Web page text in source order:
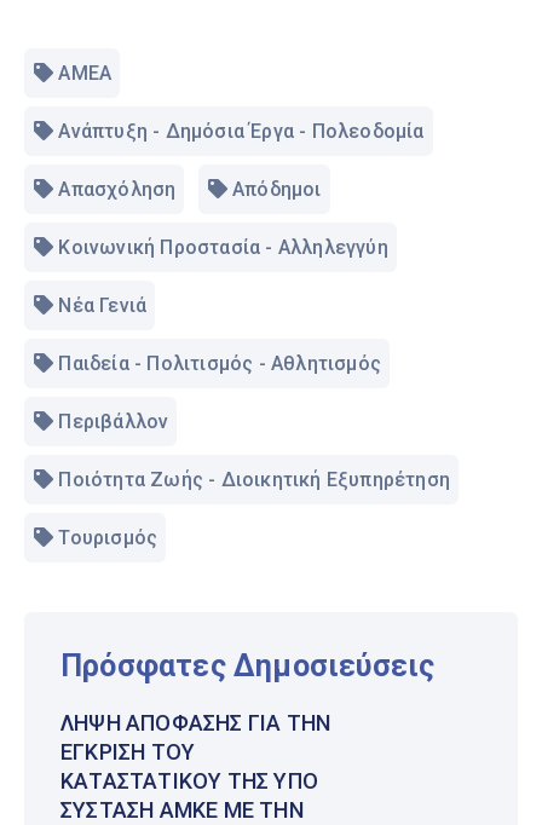
ΑΜΕΑ
Ανάπτυξη - Δημόσια Έργα - Πολεοδομία
Απασχόληση Απόδημοι
Κοινωνική Προστασία - Αλληλεγγύη
Νέα Γενιά
Παιδεία - Πολιτισμός - Αθλητισμός
Περιβάλλον
Ποιότητα Ζωής - Διοικητική Εξυπηρέτηση
Τουρισμός
Πρόσφατες Δημοσιεύσεις
ΛΉΨΗ ΑΠΌΦΑΣΗΣ ΓΙΑ ΤΗΝ
ΈΓΚΡΙΣΗ ΤΟΥ
ΚΑΤΑΣΤΑΤΙΚΟΎ ΤΗΣ ΥΠΌ
ΣΎΣΤΑΣΗ ΑΜΚΕ ΜΕ ΤΗΝ